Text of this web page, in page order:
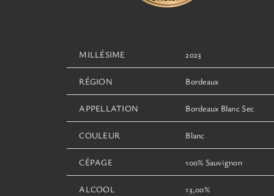
MILLÉSIME 2023
RÉGION Bordeaux
APPELLATION Bordeaux Blanc Sec
COULEUR Blanc
CÉPAGE 100% Sauvignon
ALCOOL 13,00%